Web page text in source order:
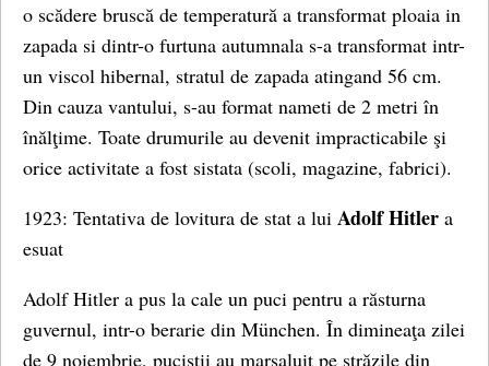
o scădere bruscă de temperatură a transformat ploaia in
zapada si dintr-o furtuna autumnala s-a transformat intr-
un viscol hibernal, stratul de zapada atingand 56 cm.
Din cauza vantului, s-au format nameti de 2 metri în
înălţime. Toate drumurile au devenit impracticabile şi
orice activitate a fost sistata (scoli, magazine, fabrici).
1923: Tentativa de lovitura de stat a lui Adolf Hitler a
esuat
Adolf Hitler a pus la cale un puci pentru a răsturna
guvernul, intr-o berarie din München. În dimineaţa zilei
de 9 noiembrie, pucistii au marsaluit pe străzile din